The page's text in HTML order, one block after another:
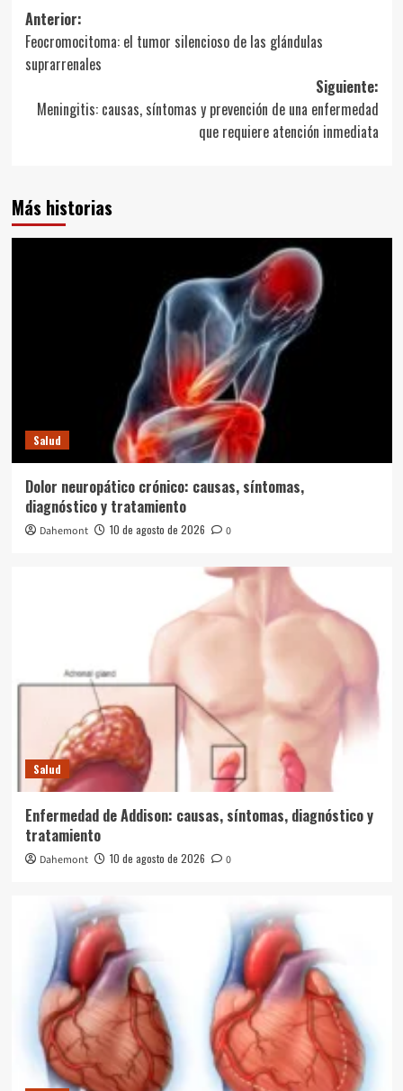
Navegación
de
entradas
Anterior:
Feocromocitoma: el tumor silencioso de las glándulas
suprarrenales
Siguiente:
Meningitis: causas, síntomas y prevención de una enfermedad
que requiere atención inmediata
Más historias
Salud
Dolor neuropático crónico: causas, síntomas,
diagnóstico y tratamiento
Dahemont 10 de agosto de 2026 0
Salud
Enfermedad de Addison: causas, síntomas, diagnóstico y
tratamiento
Dahemont 10 de agosto de 2026 0